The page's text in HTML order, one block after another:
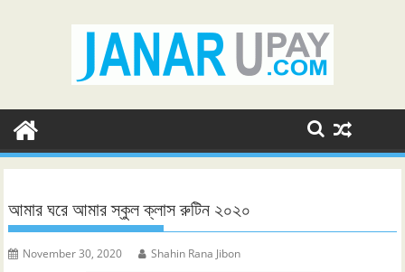
আমার ঘরে আমার স্কুল ক্লাস রুটিন ২০২০
November 30, 2020 Shahin Rana Jibon